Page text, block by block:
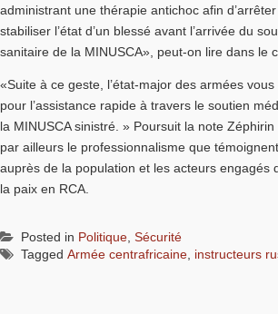
administrant une thérapie antichoc afin
stabiliser l’état d’un blessé avant l’arrivée du
sanitaire de la MINUSCA», peut-on lire dans le
«Suite à ce geste, l’état-major des armées
pour l’assistance rapide à travers le soutien
la MINUSCA sinistré. » Poursuit la note
par ailleurs le professionnalisme que
auprès de la population et les acteurs engagés
la paix en RCA.
Posted in Politique Sécurité
Tagged Armée centrafricaine instructeurs